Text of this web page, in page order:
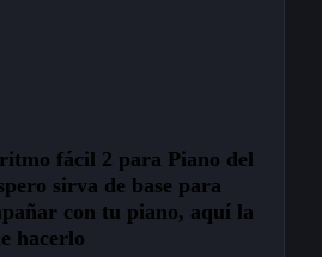
fácil 2 para Piano del
sirva de base para
con tu piano, aquí la
hacerlo